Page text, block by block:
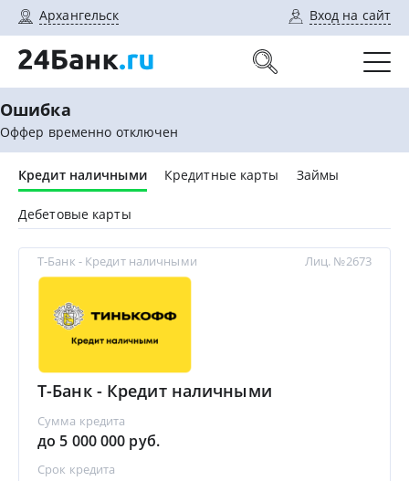
Архангельск Вход на сайт
Ошибка
Оффер временно отключен
Кредит наличными Кредитные карты Займы
Дебетовые карты
Т-Банк - Кредит наличными
Т-Банк - Кредит наличными
Сумма кредита
до 5 000 000 руб.
Срок кредита
Лиц. №2673